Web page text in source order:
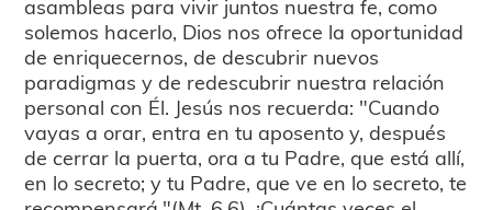
asambleas para vivir juntos nuestra fe, como
solemos hacerlo, Dios nos ofrece la oportunidad
de enriquecernos, de descubrir nuevos
paradigmas y de redescubrir nuestra relación
personal con Él. Jesús nos recuerda: "Cuando
vayas a orar, entra en tu aposento y, después
de cerrar la puerta, ora a tu Padre, que está allí,
en lo secreto; y tu Padre, que ve en lo secreto, te